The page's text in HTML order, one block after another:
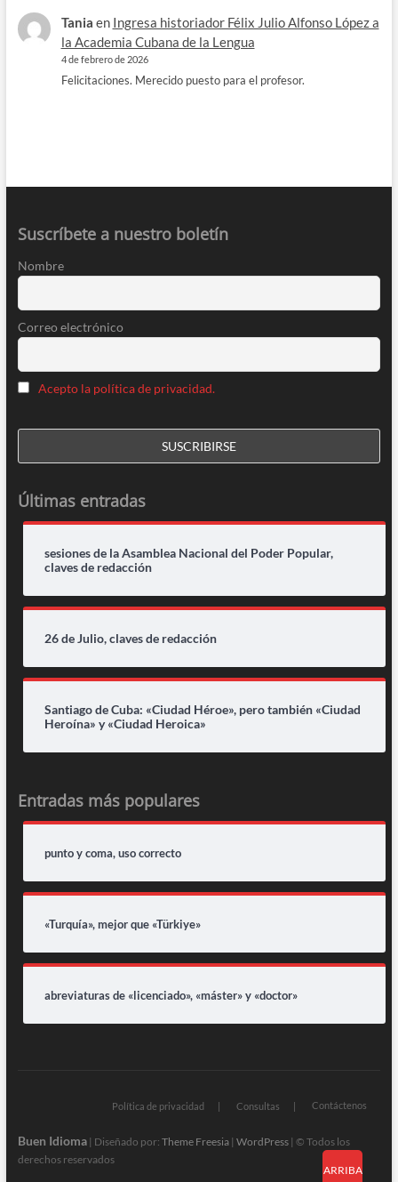
Tania en Ingresa historiador Félix Julio Alfonso López a
la Academia Cubana de la Lengua
4 de febrero de 2026
Felicitaciones. Merecido puesto para el profesor.
Suscríbete a nuestro boletín
Nombre
Correo electrónico
Acepto la política de privacidad.
Últimas entradas
sesiones de la Asamblea Nacional del Poder Popular,
claves de redacción
26 de Julio, claves de redacción
Santiago de Cuba: «Ciudad Héroe», pero también «Ciudad
Heroína» y «Ciudad Heroica»
Entradas más populares
punto y coma, uso correcto
«Turquía», mejor que «Türkiye»
abreviaturas de «licenciado», «máster» y «doctor»
Política de privacidad Consultas Contáctenos
Buen Idioma| Diseñado por: Theme Freesia| WordPress| © Todos los
derechos reservados
ARRIBA